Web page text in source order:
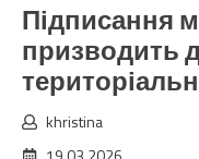
Підписання
призводить
khristina